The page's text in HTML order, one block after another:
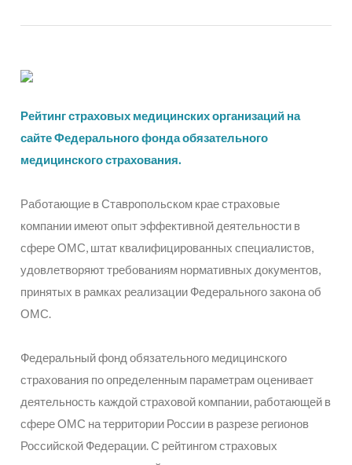
Рейтинг страховых медицинских организаций на
сайте Федерального фонда обязательного
медицинского страхования.
Работающие в Ставропольском крае страховые
компании имеют опыт эффективной деятельности в
сфере ОМС, штат квалифицированных специалистов,
удовлетворяют требованиям нормативных документов,
принятых в рамках реализации Федерального закона об
ОМС.
Федеральный фонд обязательного медицинского
страхования по определенным параметрам оценивает
деятельность каждой страховой компании, работающей в
сфере ОМС на территории России в разрезе регионов
Российской Федерации. С рейтингом страховых